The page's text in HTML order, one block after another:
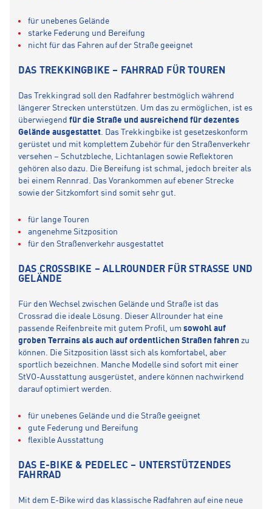
für unebenes Gelände
starke Federung und Bereifung
nicht für das Fahren auf der Straße geeignet
DAS TREKKINGBIKE – FAHRRAD FÜR TOUREN
Das Trekkingrad soll den Radfahrer bestmöglich während
längerer Strecken unterstützen. Um das zu ermöglichen, ist es
überwiegend für die Straße und ausreichend für dezentes
Gelände ausgestattet. Das Trekkingbike ist gesetzeskonform
gerüstet und mit komplettem Zubehör für den Straßenverkehr
versehen – Schutzbleche, Lichtanlagen sowie Reflektoren
gehören also dazu. Die Bereifung ist schmal, jedoch breiter als
bei einem Rennrad. Das Vorankommen auf ebener Strecke
sowie der Sitzkomfort sind somit sehr gut.
für lange Touren
angenehme Sitzposition
für den Straßenverkehr ausgestattet
DAS CROSSBIKE – ALLROUNDER FÜR STRASSE UND G
ELÄNDE
Für den Wechsel zwischen Gelände und Straße ist das
Crossrad die ideale Lösung. Dieser Allrounder hat eine
passende Reifenbreite mit gutem Profil, um sowohl auf
groben Terrains als auch auf ordentlichen Straßen fahren zu
können. Die Sitzposition lässt sich als komfortabel, aber
sportlich bezeichnen. Manche Modelle sind sofort mit einer
StVO-Ausstattung ausgerüstet, andere können nachwirkend
darauf optimiert werden.
für unebenes Gelände und die Straße geeignet
gute Federung und Bereifung
flexible Ausstattung
DAS E-BIKE & PEDELEC – UNTERSTÜTZENDES
FAHRRAD
Mit dem E-Bike wird das klassische Radfahren auf eine neue